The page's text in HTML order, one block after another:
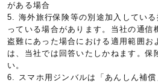
がある場合
5. 海外旅行保険等の別途加入してい
っている場合があります。当社の通信
盗難にあった場合における適用範囲お
は、当社では回答いたしかねます。保
い。
6. スマホ用ジンバルは「あんしん補償